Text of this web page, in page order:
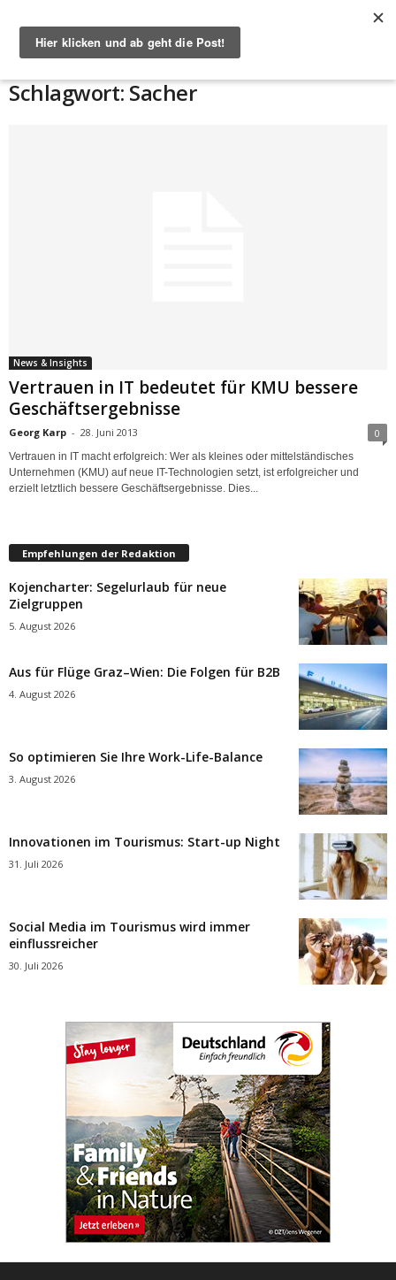
Schlagwort: Sacher
News & Insights
Vertrauen in IT bedeutet für KMU bessere
Geschäftsergebnisse
Georg Karp - 28. Juni 2013 0
Vertrauen in IT macht erfolgreich: Wer als kleines oder mittelständisches
Unternehmen (KMU) auf neue IT-Technologien setzt, ist erfolgreicher und
erzielt letztlich bessere Geschäftsergebnisse. Dies...
Empfehlungen der Redaktion
Kojencharter: Segelurlaub für neue
Zielgruppen
5. August 2026
Aus für Flüge Graz–Wien: Die Folgen für B2B
4. August 2026
So optimieren Sie Ihre Work-Life-Balance
3. August 2026
Innovationen im Tourismus: Start-up Night
31. Juli 2026
Social Media im Tourismus wird immer
einflussreicher
30. Juli 2026